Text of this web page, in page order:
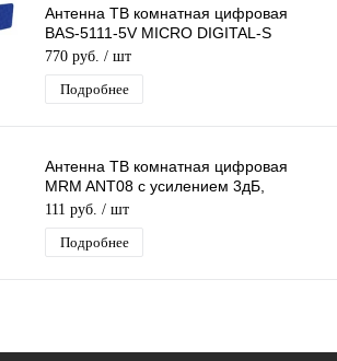
Антенна ТВ комнатная цифровая
BAS-5111-5V MICRO DIGITAL-S
эфирная для DVB-T2 телевидения
Рэмо
770 руб. / шт
Подробнее
Антенна ТВ комнатная цифровая
MRM ANT08 с усилением 3дБ,
эфирная для DVB-T2 телевидения
111 руб. / шт
Подробнее